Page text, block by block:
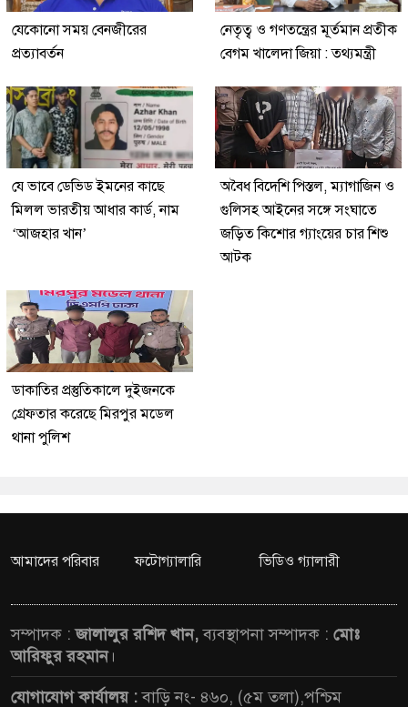
যেকোনো সময় বেনজীরের
প্রত্যাবর্তন
নেতৃত্ব ও গণতন্ত্রের মূর্তমান প্রতীক
বেগম খালেদা জিয়া : তথ্যমন্ত্রী
যে ভাবে ডেভিড ইমনের কাছে
মিলল ভারতীয় আধার কার্ড, নাম
‘আজহার খান’
অবৈধ বিদেশি পিস্তল, ম্যাগাজিন ও
গুলিসহ আইনের সঙ্গে সংঘাতে
জড়িত কিশোর গ্যাংয়ের চার শিশু
আটক
ডাকাতির প্রস্তুতিকালে দুইজনকে
গ্রেফতার করেছে মিরপুর মডেল
থানা পুলিশ
আমাদের পরিবার ফটোগ্যালারি ভিডিও গ্যালারী
সম্পাদক :জালালুর রশিদ খান,ব্যবস্থাপনা সম্পাদক : মোঃ
আরিফুর রহমান।
যোগাযোগ কার্যালয় :বাড়ি নং- ৪৬০, (৫ম তলা),পশ্চিম